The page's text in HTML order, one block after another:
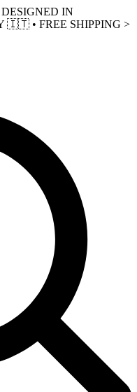
DESIGNED IN
• FREE SHIPPING >